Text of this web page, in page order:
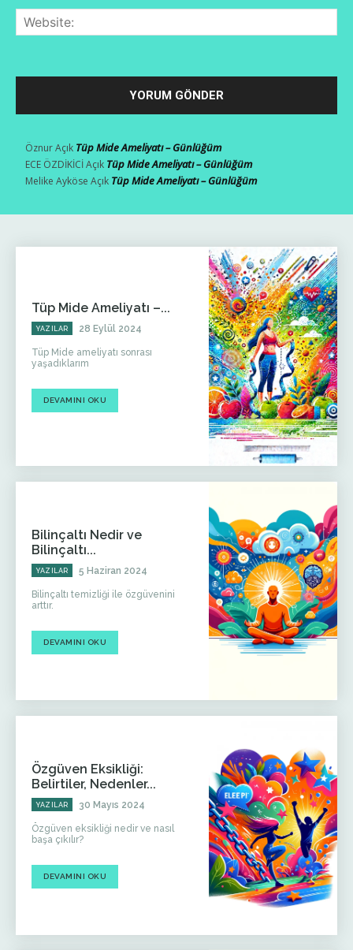
ÖznurAçık Tüp Mide Ameliyatı – Günlüğüm
ECE ÖZDİKİCİAçık Tüp Mide Ameliyatı – Günlüğüm
Melike Ayköse Açık Tüp Mide Ameliyatı – Günlüğüm
Tüp Mide Ameliyatı –...
YAZILAR 28 Eylül 2024
Tüp Mide ameliyatı sonrası
yaşadıklarım
DEVAMINI OKU
Bilinçaltı Nedir ve
Bilinçaltı...
YAZILAR 5 Haziran 2024
Bilinçaltı temizliği ile özgüvenini
arttır.
DEVAMINI OKU
Özgüven Eksikliği:
Belirtiler, Nedenler...
YAZILAR 30 Mayıs 2024
Özgüven eksikliği nedir ve nasıl
başa çıkılır?
DEVAMINI OKU